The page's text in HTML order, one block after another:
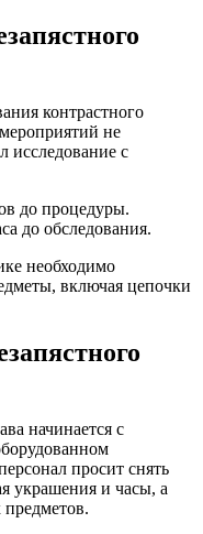
контрастного
не
исследование с
до процедуры.
до обследования.
необходимо
включая цепочки
начинается с
просит снять
украшения и часы, а